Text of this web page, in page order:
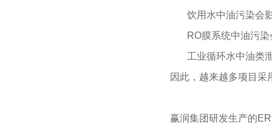
饮用水中油污染会
RO膜系统中油污
工业循环水中油类
因此，越来越多项目采
赢润集团研发生产的